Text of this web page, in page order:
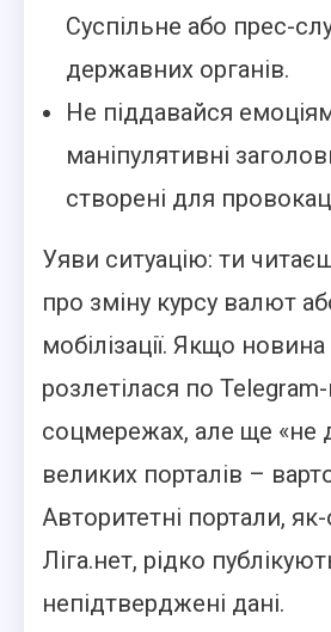
Суспільне або прес-
державних органів.
Не піддавайся
маніпулятивні
створені для
Уяви ситуацію: ти
про зміну курсу валют
мобілізації. Якщо
розлетілася по Telegram-
соцмережах, але ще «не
великих порталів –
Авторитетні портали,
Ліга.нет, рідко
непідтверджені дані.